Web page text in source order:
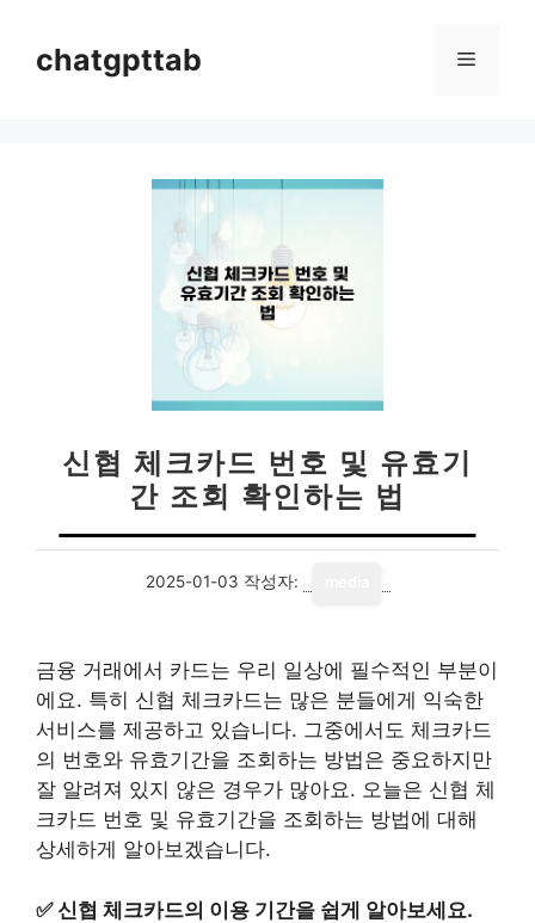
chatgpttab 메
신협 체크카드 번호 및 유효기
간 조회 확인하는 법
2025-01-03 작성자:
금융 거래에서 카드는 우리 일상에 필수적인 부분이
에요. 특히 신협 체크카드는 많은 분들에게 익숙한
서비스를 제공하고 있습니다. 그중에서도 체크카드
의 번호와 유효기간을 조회하는 방법은 중요하지만
잘 알려져 있지 않은 경우가 많아요. 오늘은 신협 체
크카드 번호 및 유효기간을 조회하는 방법에 대해
상세하게 알아보겠습니다.
✅신협 체크카드의 이용 기간을 쉽게 알아보세요.